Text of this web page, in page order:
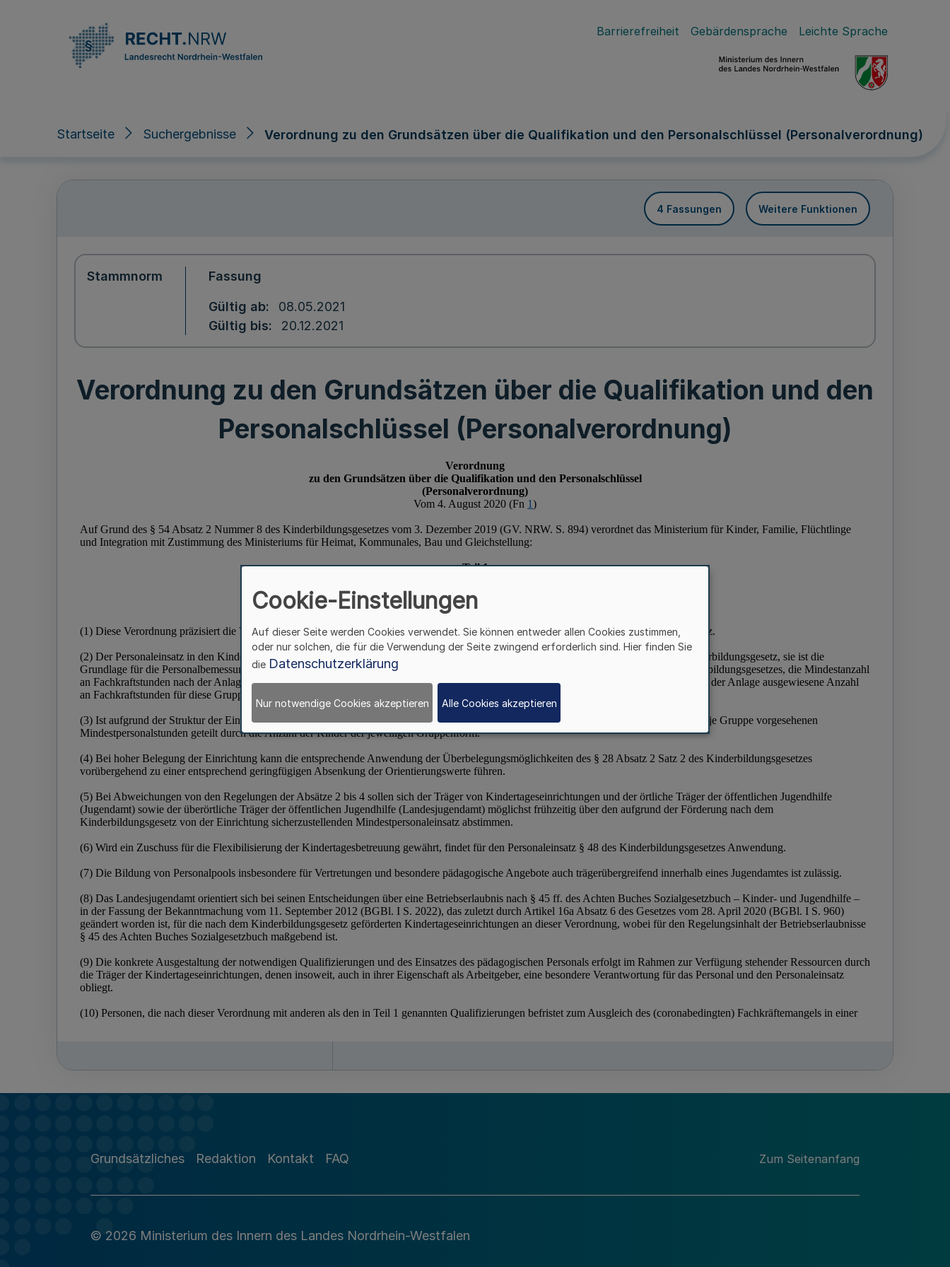
Barrierefreiheit Gebärdensprache Leichte Sprache
Startseite Suchergebnisse Verordnung zu den Grundsätzen über die Qualifikation und den Personalschlüssel (Personalverordnung)
4 Fassungen Weitere Funktionen
Stammnorm Fassung
Gültig ab
08.05.2021
Gültig bis
20.12.2021
Verordnung zu den Grundsätzen über die Qualifikation und den
Personalschlüssel (Personalverordnung)
Grundsätzliches Redaktion Kontakt FAQ Zum Seitenanfang
© 2026 Ministerium des Innern des Landes Nordrhein-Westfalen
Cookie-Einstellungen
Auf dieser Seite werden Cookies verwendet. Sie können entweder allen Cookies zustimmen,
oder nur solchen, die für die Verwendung der Seite zwingend erforderlich sind. Hier finden Sie
die Datenschutzerklärung
Nur notwendige Cookies akzeptieren Alle Cookies akzeptieren